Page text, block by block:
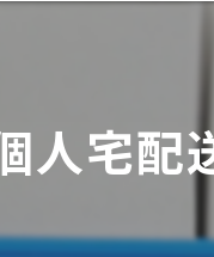
人宅配